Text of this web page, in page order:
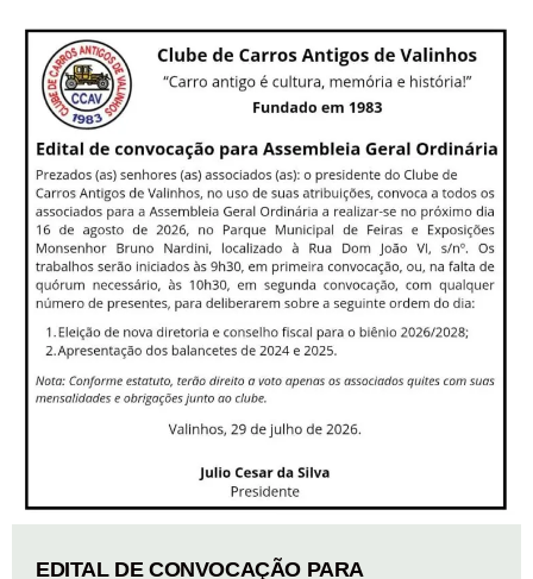
EDITAL DE CONVOCAÇÃO PARA